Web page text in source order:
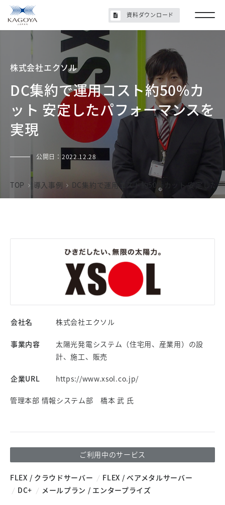
DC集約で運用コスト約50%カ
ット 安定したパフォーマンスを
実現
株式会社エクソル
公開日： 2022.12.28
TOP 導入事例 DC集約で運用コスト約50%カット 安定した
会社名 株式会社エクソル
事業内容
太陽光発電システム（住宅用、産業用）の設
計、施工、販売
企業URL https://www.xsol.co.jp/
管理本部 情報システム部 橋本 武 氏
ご利用中のサービス
FLEX / クラウドサーバー
FLEX / ベアメタルサーバー
DC+
メールプラン / エンタープライズ
資料ダウンロード